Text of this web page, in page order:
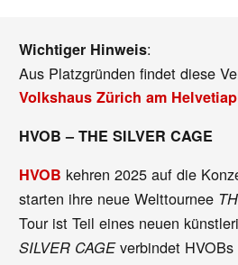
Wichtiger Hinweis:
Aus Platzgründen findet diese
Volkshaus Zürich am
HVOB – THE SILVER CAGE
HVOB kehren 2025 auf die
starten ihre neue Welttournee
Tour ist Teil eines neuen
SILVER CAGEverbindet